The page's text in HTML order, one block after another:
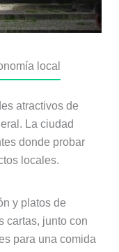
local
atractivos de
La ciudad
donde probar
locales.
y platos de
cartas, junto con
para una comida